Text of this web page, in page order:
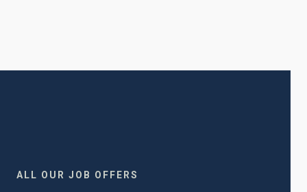
ALL OUR JOB OFFERS